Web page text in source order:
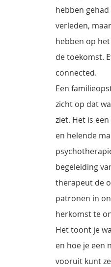
hebben
verleden,
hebben op
de toekomst.
connected.
Een
zicht op dat
ziet. Het is
en helende
begeleiding
therapeut de
patronen in
herkomst te
Het toont je
en hoe je een
vooruit kunt